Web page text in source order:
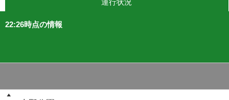
運行状況
22:26時点の情報